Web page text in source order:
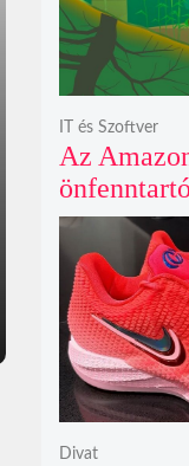
Az
szimuláló
ökológiai
IT és Szoftver
Divat